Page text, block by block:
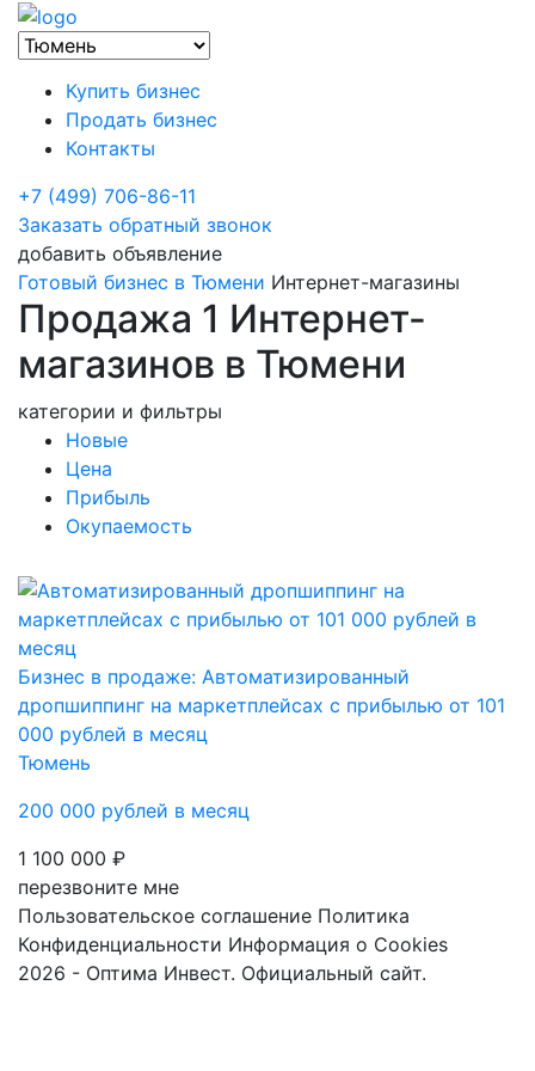
Купить бизнес
Продать бизнес
Контакты
+7 (499) 706-86-11
Заказать обратный звонок
добавить объявление
Готовый бизнес в Тюмени Интернет-магазины
Продажа 1 Интернет-
магазинов в Тюмени
категории и фильтры
Новые
Цена
Прибыль
Окупаемость
Бизнес в продаже: Автоматизированный
дропшиппинг на маркетплейсах с прибылью от 101
000 рублей в месяц
Тюмень
200 000 рублей в месяц
1 100 000 ₽
перезвоните мне
Пользовательское соглашение Политика
Конфиденциальности Информация о Cookies
2026 - Оптима Инвест. Официальный сайт.